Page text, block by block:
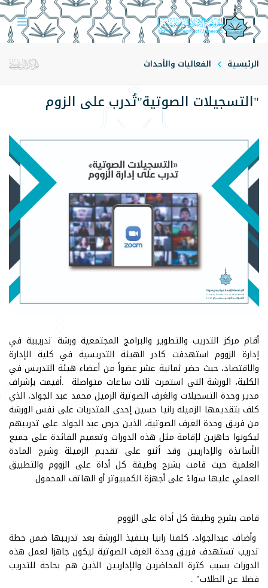
الرئيسية الفعاليات والأحداث
"التسجيلات الصوتية"تُدرب على الزوم
أقام مركز التدريب والتطوير والبرامج المجتمعية ورشة تدريبية في
إدارة الزووم استهدفت كادر الهيئة التدريسية في كلية الإدارة
والاقتصاد، حيث حضر ثمانية عشر عضواً من أعضاء هيئة التدريس في
الكلية، الورشة التي استمرت ثلاث ساعات متواصلة .أقيمت بإشراف
مدير وحدة التسجيلات والغرف الصوتية الزميل محمد عبد الجواد، الذي
كلف بتقديمها الزميلة رانيا حسين إحدى المتدربات على نفس الورشة
من فريق وحدة الغرف الصوتية، الذين حرص عبد الجواد على تدريبهم
ليكونوا جاهزين لإقامة مثل هذه الدورات وتعميم الفائدة على جميع
الأساتذة والإداريين وقد أثنو على تقديم الزميلة وشرح المادة
العلمية حيث قامت بشرح وظيفة كل أداة على الزووم والتطبيق
العملي عليها سواءً على أجهزة الكمبيوتر أو الهاتف المحمول.
قامت بشرح وظيفة كل أداة على الزووم
وأضاف عبدالجواد، كلفنا رانيا بتنفيذ الورشة بعد تدريبها ضمن خطة
تدريب تستهدف فريق وحدة الغرف الصوتية ليكون جاهزا لعمل هذه
الدورات بسبب كثرة المحاضرين والإداريين الذين هم بحاجة للتدريب
فضلا عن الطلاب" .